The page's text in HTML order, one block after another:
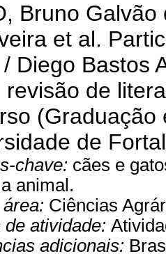
Bruno
et al.
Diego Bastos
revisão de
de
chave: cães e
animal.
Ciências
de atividade:
adicionais: